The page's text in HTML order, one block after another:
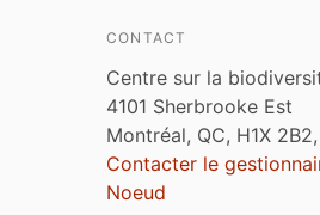
CONTACT
Centre sur la
4101 Sherbrooke Est
Montréal, QC, H1X
Contacter le
Noeud